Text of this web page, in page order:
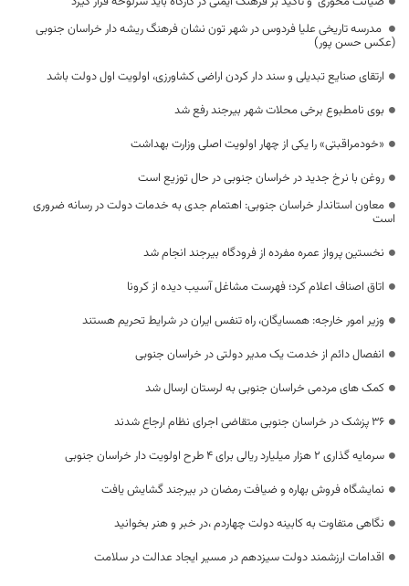
مدرسه تاریخی علیا فردوس در شهر تون نشان فرهنگ ریشه دار خراسان جنوبی
(عکس حسن پور)
ارتقای صنایع تبدیلی و سند دار کردن اراضی کشاورزی، اولویت اول دولت باشد
بوی نامطبوع برخی محلات شهر بیرجند رفع شد
«خودمراقبتی» را یکی از چهار اولویت اصلی وزارت بهداشت
روغن با نرخ جدید در خراسان جنوبی در حال توزیع است
معاون استاندار خراسان جنوبی: اهتمام جدی به خدمات دولت در رسانه ضروری
است
نخستین پرواز عمره مفرده از فرودگاه بیرجند انجام شد
اتاق اصناف اعلام کرد؛ فهرست مشاغل آسیب دیده از کرونا
وزیر امور خارجه: همسایگان، راه تنفس ایران در شرایط تحریم هستند
انفصال دائم از خدمت یک مدیر دولتی در خراسان جنوبی
کمک های مردمی خراسان جنوبی به لرستان ارسال شد
۳۶ پزشک در خراسان جنوبی متقاضی اجرای نظام ارجاع شدند
سرمایه گذاری 2 هزار میلیارد ریالی برای 4 طرح اولویت دار خراسان جنوبی
نمایشگاه فروش بهاره و ضیافت رمضان در بیرجند گشایش یافت
نگاهی متفاوت به کابینه دولت چهاردم ،در خبر و هنر بخوانید
اقدامات ارزشمند دولت سیزدهم در مسیر ایجاد عدالت در سلامت